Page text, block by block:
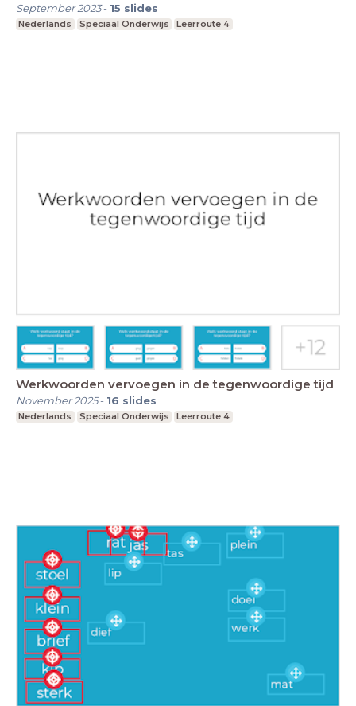
September 2023- 15 slides
Nederlands Speciaal Onderwijs Leerroute 4
Werkwoorden vervoegen in de tegenwoordige tijd
November 2025- 16 slides
Nederlands Speciaal Onderwijs Leerroute 4